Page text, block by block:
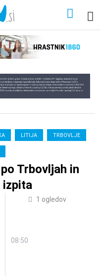
LITIJA TRBOVLJE
Trbovljah in
izpita
08:50
1 ogledov